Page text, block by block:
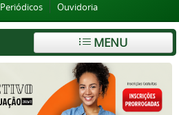
Periódicos Ouvidoria
MENU